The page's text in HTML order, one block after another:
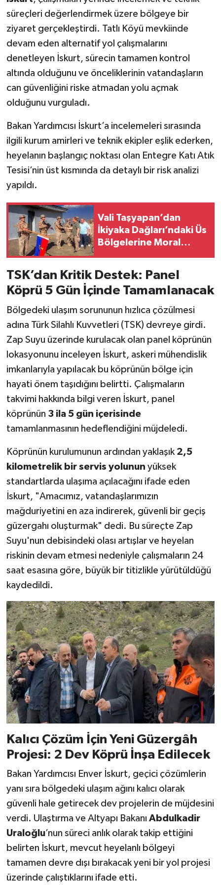
süreçleri değerlendirmek üzere bölgeye bir
ziyaret gerçekleştirdi. Tatlı Köyü mevkiinde
devam eden alternatif yol çalışmalarını
denetleyen İskurt, sürecin tamamen kontrol
altında olduğunu ve önceliklerinin vatandaşların
can güvenliğini riske atmadan yolu açmak
olduğunu vurguladı.
Bakan Yardımcısı İskurt’a incelemeleri sırasında
ilgili kurum amirleri ve teknik ekipler eşlik ederken,
heyelanın başlangıç noktası olan Entegre Katı Atık
Tesisi’nin üst kısmında da detaylı bir risk analizi
yapıldı.
Vali Taşyapan’dan
İkiyaka Dağları’ndaki Üs
Bölgelerine Moral
TSK’dan Kritik Destek: Panel
Köprü 5 Gün İçinde Tamamlanacak
Bölgedeki ulaşım sorununun hızlıca çözülmesi
adına Türk Silahlı Kuvvetleri (TSK) devreye girdi.
Zap Suyu üzerinde kurulacak olan panel köprünün
lokasyonunu inceleyen İskurt, askeri mühendislik
imkanlarıyla yapılacak bu köprünün bölge için
hayati önem taşıdığını belirtti. Çalışmaların
takvimi hakkında bilgi veren İskurt, panel
köprünün 3 ila 5 gün içerisinde
tamamlanmasının hedeflendiğini müjdeledi.
Köprünün kurulumunun ardından yaklaşık 2,5
kilometrelik bir servis yolunun yüksek
standartlarda ulaşıma açılacağını ifade eden
İskurt, "Amacımız, vatandaşlarımızın
mağduriyetini en aza indirerek, güvenli bir geçiş
güzergahı oluşturmak" dedi. Bu süreçte Zap
Suyu'nun debisindeki olası artışlar ve heyelan
riskinin devam etmesi nedeniyle çalışmaların 24
saat esasına göre, büyük bir titizlikle yürütüldüğü
kaydedildi.
Kalıcı Çözüm İçin Yeni Güzergâh
Projesi: 2 Dev Köprü İnşa Edilecek
Bakan Yardımcısı Enver İskurt, geçici çözümlerin
yanı sıra bölgedeki ulaşım ağını kalıcı olarak
güvenli hale getirecek dev projelerin de müjdesini
verdi. Ulaştırma ve Altyapı Bakanı Abdulkadir
Uraloğlu’nun süreci anlık olarak takip ettiğini
belirten İskurt, mevcut heyelanlı bölgeyi
tamamen devre dışı bırakacak yeni bir yol projesi
üzerinde çalıştıklarını ifade etti.
SPOR
TARİH
TEKNOLOJİ
YAŞAM